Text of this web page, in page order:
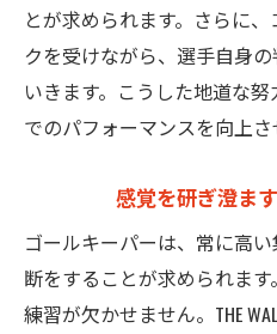
とが求められます。さらに
クを受けながら、選手自身
いきます。こうした地道な
でのパフォーマンスを向上さ
感覚を研ぎ澄ま
ゴールキーパーは、常に高
断をすることが求められま
練習が欠かせません。THE